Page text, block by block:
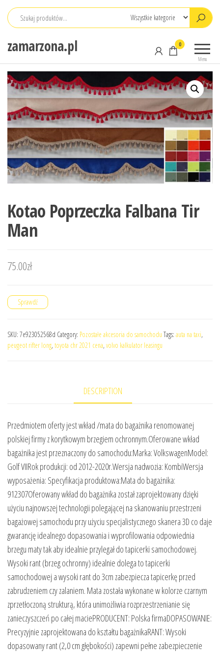
Przejdź
zamarzona.pl
Menu
0
Kotao Poprzeczka Falbana Tir
Man
75.00zł
Sprawdź
SKU: 7e923052568d Category: Pozostałe akcesoria do samochodu Tags: auta na taxi,
peugeot rifter long, toyota chr 2021 cena, volvo kalkulator leasingu
DESCRIPTION
Przedmiotem oferty jest wkład /mata do bagażnika renomowanej
polskiej firmy z korytkowym brzegiem ochronnym.Oferowane wkład
bagażnika jest przeznaczony do samochodu:Marka: VolkswagenModel:
Golf VIIRok produkcji: od 2012-2020r.Wersja nadwozia: KombiWersja
wyposażenia: Specyfikacja produktowa:Mata do bagażnika:
912307Oferowany wkład do bagażnika został zaprojektowany dzięki
użyciu najnowszej technologii polegającej na skanowaniu przestrzeni
bagażowej samochodu przy użyciu specjalistycznego skanera 3D co daje
gwarancję idealnego dopasowania i wyprofilowania odpowiednia
brzegu maty tak aby idealnie przylegał do tapicerki samochodowej.
Wysoki rant (brzeg ochronny) idealnie dolega to tapicerki
samochodowej a wysoki rant do 3cm zabezpiecza tapicerkę przed
zabrudzeniem czy zalaniem. Mata została wykonane w kolorze czarnym
zprzetłoczoną strukturą, która unimożliwia rozprzestrzenianie się
zanieczyszczeń po całej maciePRODUCENT: Polska firmaDOPASOWANIE:
Precyzyjnie zaprojektowana do kształtu bagażnikaRANT: Wysoki
dopasowany rant (2,0 cm głębokości) zapewni pełne zabezpieczenie